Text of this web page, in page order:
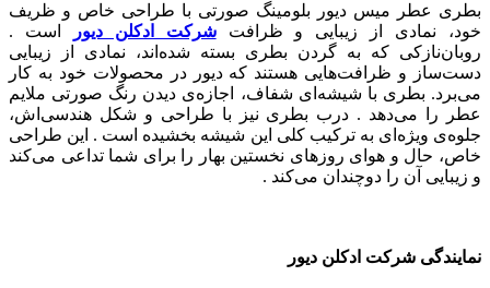
بطری عطر میس دیور بلومینگ صورتی با طراحی خاص و ظریف
خود، نمادی از زیبایی و ظرافتشرکت ادکلن دیور
است .
روبان‌نازکی که به گردن بطری بسته شده‌اند، نمادی از زیبایی
دست‌ساز و ظرافت‌هایی هستند که دیور در محصولات خود به کار
می‌برد. بطری با شیشه‌ای شفاف، اجازه‌ی دیدن رنگ صورتی ملایم
عطر را می‌دهد . درب بطری نیز با طراحی و شکل هندسی‌اش،
جلوه‌ی ویژه‌ای به ترکیب کلی این شیشه بخشیده است . این طراحی
خاص، حال و هوای روزهای نخستین بهار را برای شما تداعی می‌کند
و زیبایی آن را دوچندان می‌کند .
نمایندگی شرکت ادکلن دیور